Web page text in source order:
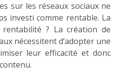
sur les réseaux sociaux ne
investi comme rentable. La
? La création de
nécessitent d’adopter une
leur efficacité et donc